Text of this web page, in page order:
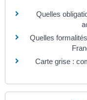
Quelles
Quelles
Carte grise :